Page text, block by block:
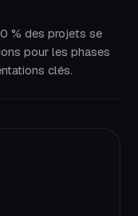
% des projets se
pour les phases
clés.